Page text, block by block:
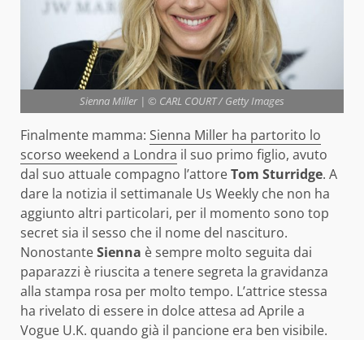
Sienna Miller | © CARL COURT / Getty Images
Finalmente mamma: Sienna Miller ha partorito lo
scorso weekend a Londra il suo primo figlio, avuto
dal suo attuale compagno l’attoreTom Sturridge. A
dare la notizia il settimanale Us Weekly che non ha
aggiunto altri particolari, per il momento sono top
secret sia il sesso che il nome del nascituro.
NonostanteSienna è sempre molto seguita dai
paparazzi è riuscita a tenere segreta la gravidanza
alla stampa rosa per molto tempo. L’attrice stessa
ha rivelato di essere in dolce attesa ad Aprile a
Vogue U.K. quando già il pancione era ben visibile.